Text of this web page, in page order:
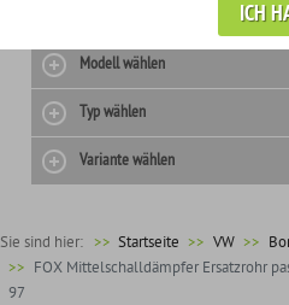
Modell wählen
Typ wählen
Variante wählen
Sie sind hier: >> Startseite VW
FOX Mittelschalldämpfer Ersatzrohr
97
ICH